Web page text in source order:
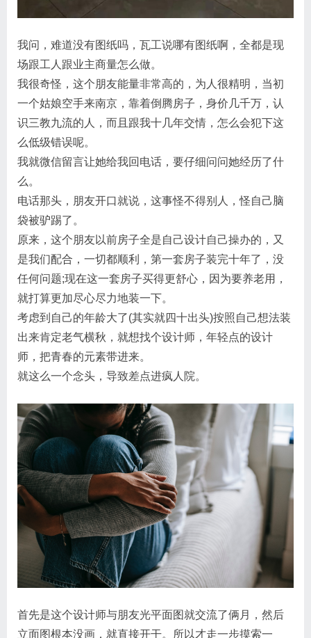
我问，难道没有图纸吗，瓦工说哪有图纸啊，全都是现
场跟工人跟业主商量怎么做。
我很奇怪，这个朋友能量非常高的，为人很精明，当初
一个姑娘空手来南京，靠着倒腾房子，身价几千万，认
识三教九流的人，而且跟我十几年交情，怎么会犯下这
么低级错误呢。
我就微信留言让她给我回电话，要仔细问问她经历了什
么。
电话那头，朋友开口就说，这事怪不得别人，怪自己脑
袋被驴踢了。
原来，这个朋友以前房子全是自己设计自己操办的，又
是我们配合，一切都顺利，第一套房子装完十年了，没
任何问题;现在这一套房子买得更舒心，因为要养老用，
就打算更加尽心尽力地装一下。
考虑到自己的年龄大了(其实就四十出头)按照自己想法装
出来肯定老气横秋，就想找个设计师，年轻点的设计
师，把青春的元素带进来。
就这么一个念头，导致差点进疯人院。
首先是这个设计师与朋友光平面图就交流了俩月，然后
立面图根本没画，就直接开干。所以才走一步摸索一